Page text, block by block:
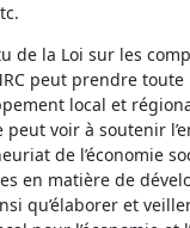
de la Loi sur les
peut prendre
local et
voir à soutenir
de l’économie
en matière de
qu’élaborer et